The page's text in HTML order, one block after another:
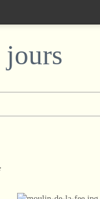
jours